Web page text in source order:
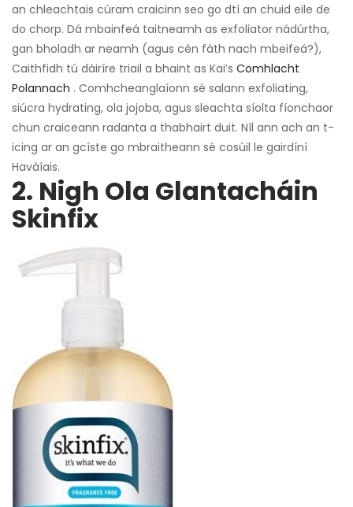
an chleachtais cúram craicinn seo go dtí an chuid eile de
do chorp. Dá mbainfeá taitneamh as exfoliator nádúrtha,
gan bholadh ar neamh (agus cén fáth nach mbeifeá?),
Caithfidh tú dáiríre triail a bhaint as Kai’s Comhlacht
Polannach . Comhcheanglaíonn sé salann exfoliating,
siúcra hydrating, ola jojoba, agus sleachta síolta fíonchaor
chun craiceann radanta a thabhairt duit. Níl ann ach an t-
icing ar an gcíste go mbraitheann sé cosúil le gairdíní
Haváíais.
2. Nigh Ola Glantacháin
Skinfix